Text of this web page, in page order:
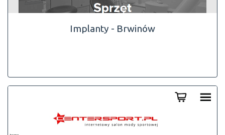
Implanty - Brwinów